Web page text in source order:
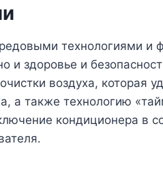
технологиями и
и здоровье и
воздуха, которая
а также технологию
кондиционера в